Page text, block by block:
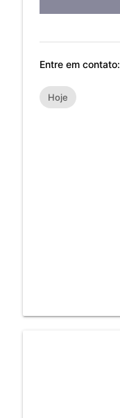
Entre em contato:
Hoje